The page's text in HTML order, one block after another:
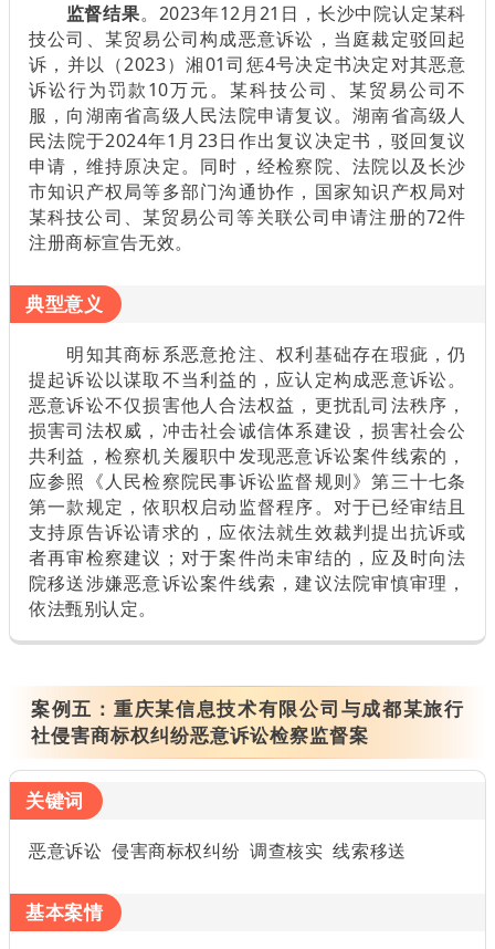
监督结果。2023年12月21日，长沙中院认定某科
技公司、某贸易公司构成恶意诉讼，当庭裁定驳回起
诉，并以（2023）湘01司惩4号决定书决定对其恶意
诉讼行为罚款10万元。某科技公司、某贸易公司不
服，向湖南省高级人民法院申请复议。湖南省高级人
民法院于2024年1月23日作出复议决定书，驳回复议
申请，维持原决定。同时，经检察院、法院以及长沙
市知识产权局等多部门沟通协作，国家知识产权局对
某科技公司、某贸易公司等关联公司申请注册的72件
注册商标宣告无效。
典型意义
明知其商标系恶意抢注、权利基础存在瑕疵，仍
提起诉讼以谋取不当利益的，应认定构成恶意诉讼。
恶意诉讼不仅损害他人合法权益，更扰乱司法秩序，
损害司法权威，冲击社会诚信体系建设，损害社会公
共利益，检察机关履职中发现恶意诉讼案件线索的，
应参照《人民检察院民事诉讼监督规则》第三十七条
第一款规定，依职权启动监督程序。对于已经审结且
支持原告诉讼请求的，应依法就生效裁判提出抗诉或
者再审检察建议；对于案件尚未审结的，应及时向法
院移送涉嫌恶意诉讼案件线索，建议法院审慎审理，
依法甄别认定。
案例五： 重庆某信息技术有限公司与成都某旅行
社侵害商标权纠纷恶意诉讼检察监督案
关键词
恶意诉讼 侵害商标权纠纷 调查核实 线索移送
基本案情